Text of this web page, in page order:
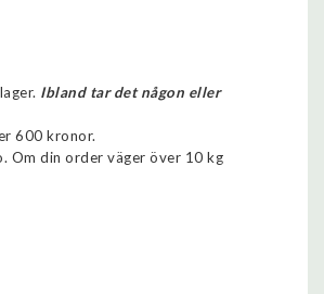
Ibland tar det någon eller
600 kronor.
Om din order väger över 10 kg